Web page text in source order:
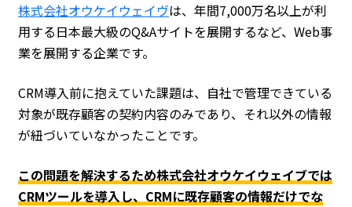
株式会社オウケイウェイヴは、年間7,000万名以上が利
用する日本最大級のQ&Aサイトを展開するなど、Web事
業を展開する企業です。
CRM導入前に抱えていた課題は、自社で管理できている
対象が既存顧客の契約内容のみであり、それ以外の情報
が紐づいていなかったことです。
この問題を解決するため株式会社オウケイウェイブでは
CRMツールを導入し、CRMに既存顧客の情報だけでな